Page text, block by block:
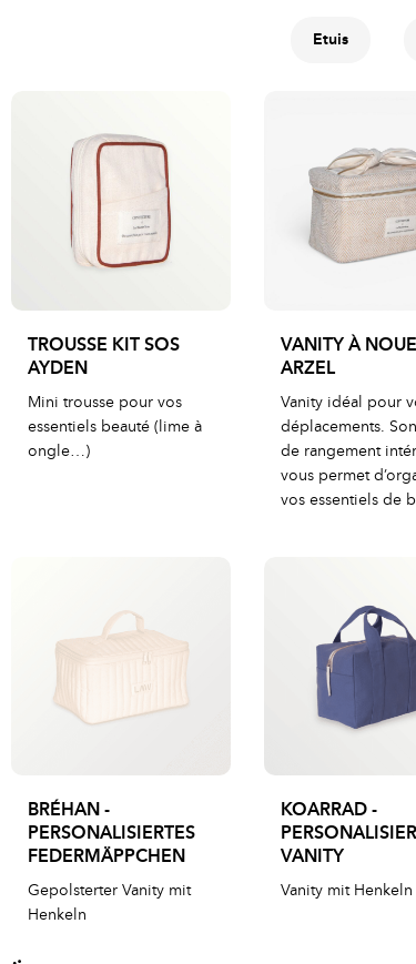
Etuis
TROUSSE KIT SOS
AYDEN
Mini trousse pour vos
essentiels beauté (lime à
ongle…)
VANITY À
ARZEL
Vanity idéal pour
déplacements.
de rangement
vous permet
vos essentiels de
BRÉHAN -
PERSONALISIERTES
FEDERMÄPPCHEN
Gepolsterter Vanity mit
Henkeln
KOARRAD -
VANITY
Vanity mit Henkeln